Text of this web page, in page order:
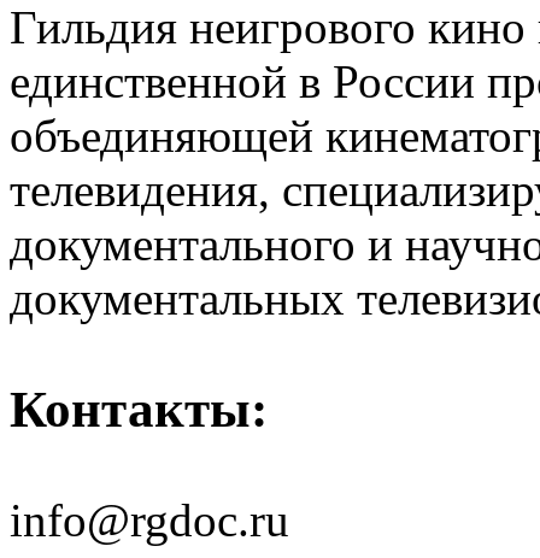
Гильдия неигрового кино
единственной в России
объединяющей
телевидения,
документального и
документальных
Контакты:
info@rgdoc.ru